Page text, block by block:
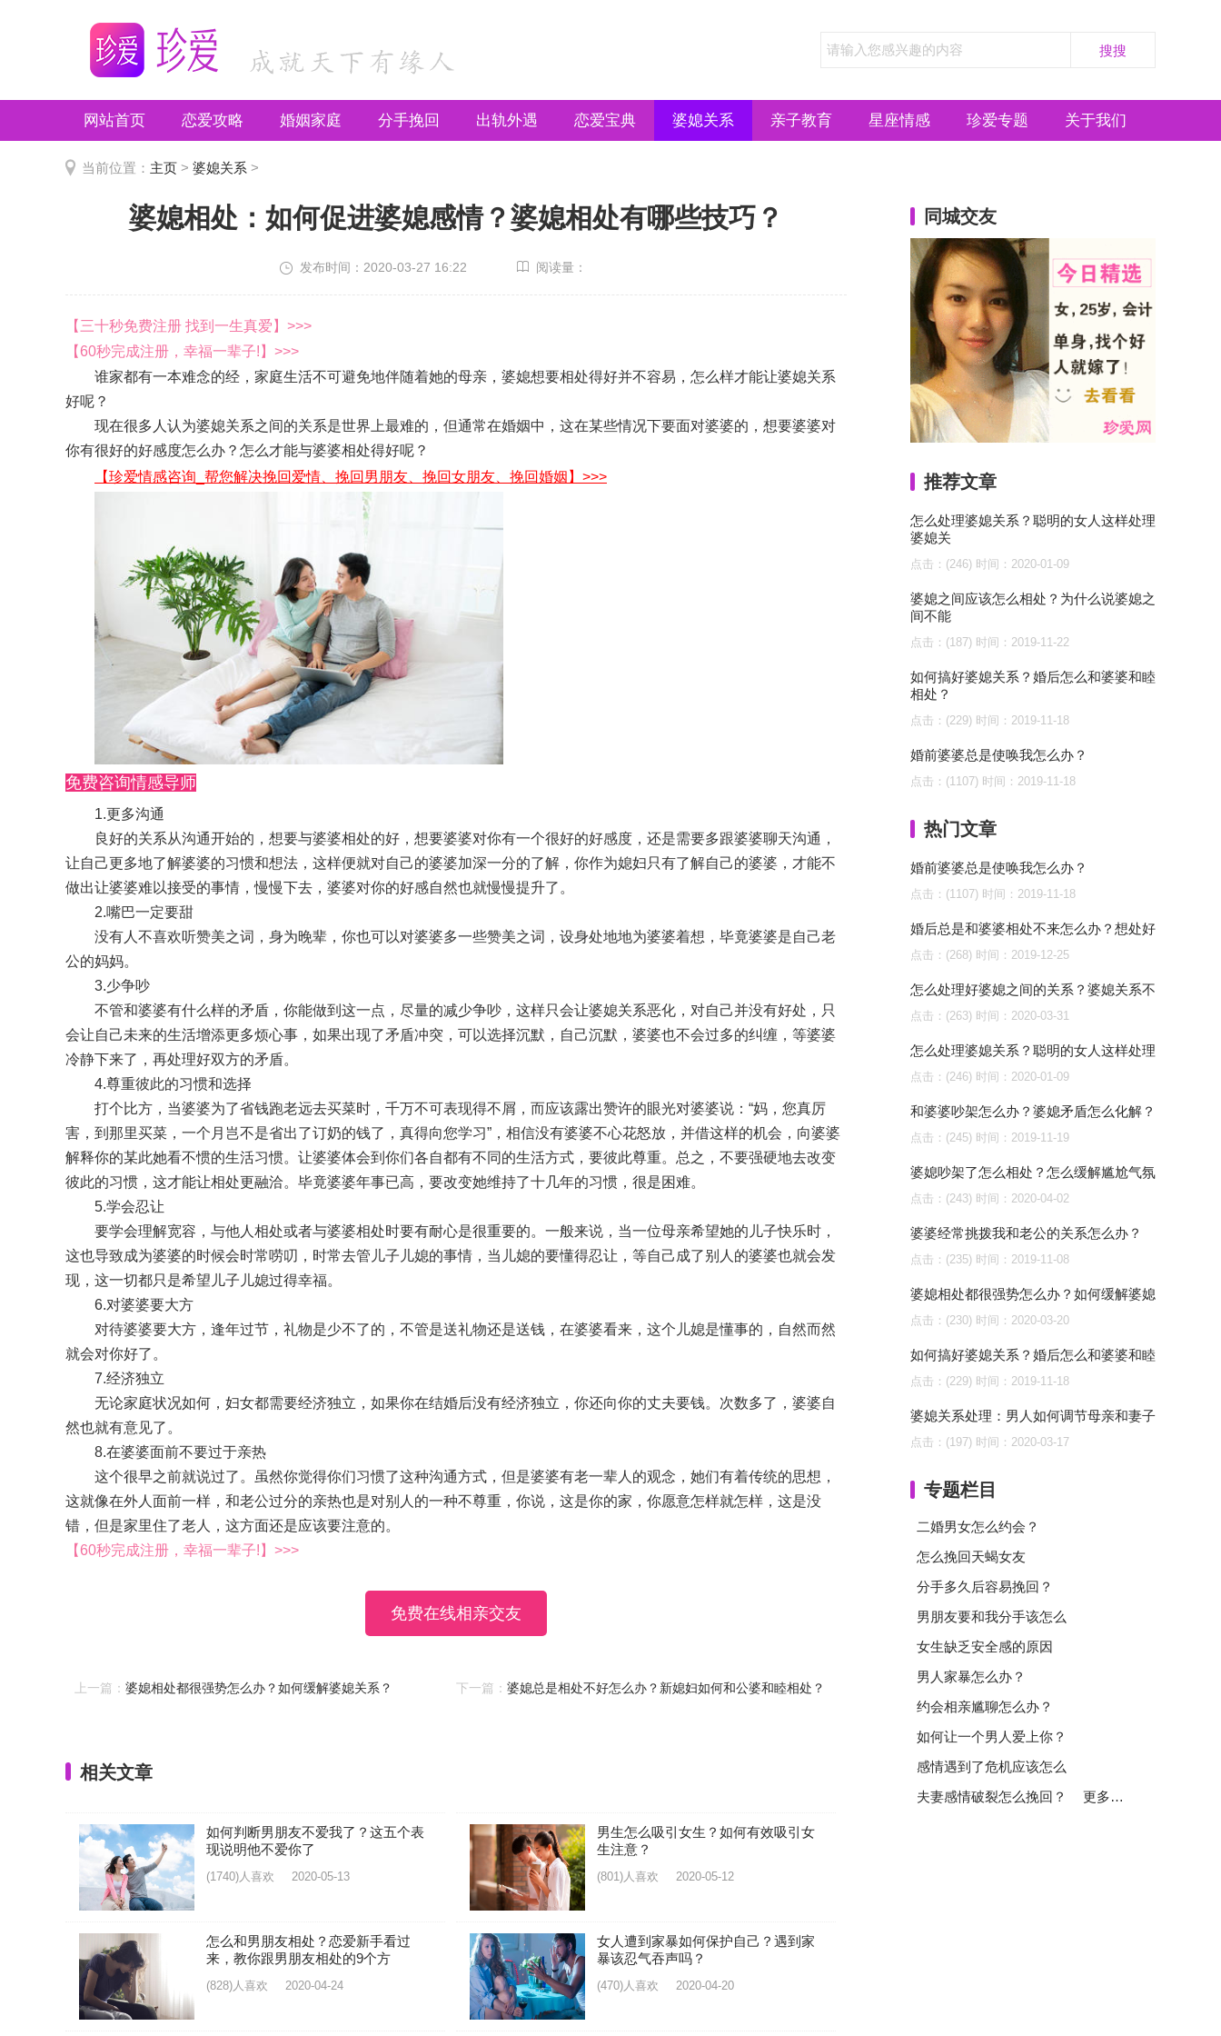
网站首页 恋爱攻略 婚姻家庭 分手挽回 出轨外遇 恋爱宝典 婆媳关系 亲子教育 星座情感 珍爱专题 关于我们
推荐文章
当前位置： 主页 > 婆媳关系 >
婆媳相处：如何促进婆媳感情？婆媳相处有哪些技巧？
发布时间：2020-03-27 16:22 阅读量：
【三十秒免费注册 找到一生真爱】>>>
【60秒完成注册，幸福一辈子!】>>>
谁家都有一本难念的经，家庭生活不可避免地伴随着她的母亲，婆媳想要相处得好并不容易，怎么样才能让婆媳关系
好呢？
现在很多人认为婆媳关系之间的关系是世界上最难的，但通常在婚姻中，这在某些情况下要面对婆婆的，想要婆婆对
你有很好的好感度怎么办？怎么才能与婆婆相处得好呢？
【珍爱情感咨询_帮您解决挽回爱情、挽回男朋友、挽回女朋友、挽回婚姻】>>>
免费咨询情感导师
1.更多沟通
良好的关系从沟通开始的，想要与婆婆相处的好，想要婆婆对你有一个很好的好感度，还是需要多跟婆婆聊天沟通，
让自己更多地了解婆婆的习惯和想法，这样便就对自己的婆婆加深一分的了解，你作为媳妇只有了解自己的婆婆，才能不
做出让婆婆难以接受的事情，慢慢下去，婆婆对你的好感自然也就慢慢提升了。
2.嘴巴一定要甜
没有人不喜欢听赞美之词，身为晚辈，你也可以对婆婆多一些赞美之词，设身处地地为婆婆着想，毕竟婆婆是自己老
公的妈妈。
3.少争吵
不管和婆婆有什么样的矛盾，你能做到这一点，尽量的减少争吵，这样只会让婆媳关系恶化，对自己并没有好处，只
会让自己未来的生活增添更多烦心事，如果出现了矛盾冲突，可以选择沉默，自己沉默，婆婆也不会过多的纠缠，等婆婆
冷静下来了，再处理好双方的矛盾。
4.尊重彼此的习惯和选择
打个比方，当婆婆为了省钱跑老远去买菜时，千万不可表现得不屑，而应该露出赞许的眼光对婆婆说：“妈，您真厉
害，到那里买菜，一个月岂不是省出了订奶的钱了，真得向您学习”，相信没有婆婆不心花怒放，并借这样的机会，向婆婆
解释你的某此她看不惯的生活习惯。让婆婆体会到你们各自都有不同的生活方式，要彼此尊重。总之，不要强硬地去改变
彼此的习惯，这才能让相处更融洽。毕竟婆婆年事已高，要改变她维持了十几年的习惯，很是困难。
5.学会忍让
要学会理解宽容，与他人相处或者与婆婆相处时要有耐心是很重要的。一般来说，当一位母亲希望她的儿子快乐时，
这也导致成为婆婆的时候会时常唠叨，时常去管儿子儿媳的事情，当儿媳的要懂得忍让，等自己成了别人的婆婆也就会发
现，这一切都只是希望儿子儿媳过得幸福。
6.对婆婆要大方
对待婆婆要大方，逢年过节，礼物是少不了的，不管是送礼物还是送钱，在婆婆看来，这个儿媳是懂事的，自然而然
就会对你好了。
7.经济独立
无论家庭状况如何，妇女都需要经济独立，如果你在结婚后没有经济独立，你还向你的丈夫要钱。次数多了，婆婆自
然也就有意见了。
8.在婆婆面前不要过于亲热
这个很早之前就说过了。虽然你觉得你们习惯了这种沟通方式，但是婆婆有老一辈人的观念，她们有着传统的思想，
这就像在外人面前一样，和老公过分的亲热也是对别人的一种不尊重，你说，这是你的家，你愿意怎样就怎样，这是没
错，但是家里住了老人，这方面还是应该要注意的。
【60秒完成注册，幸福一辈子!】>>>
免费在线相亲交友
上一篇： 婆媳相处都很强势怎么办？如何缓解婆媳关系？ 下一篇： 婆媳总是相处不好怎么办？新媳妇如何和公婆和睦相处？
相关文章
如何判断男朋友不爱我了？这五个表
现说明他不爱你了
(1740)人喜欢 2020-05-13
男生怎么吸引女生？如何有效吸引女
生注意？
(801)人喜欢 2020-05-12
怎么和男朋友相处？恋爱新手看过
来，教你跟男朋友相处的9个方
(828)人喜欢 2020-04-24
女人遭到家暴如何保护自己？遇到家
暴该忍气吞声吗？
(470)人喜欢 2020-04-20
同城交友
推荐文章
怎么处理婆媳关系？聪明的女人这样处理
婆媳关
点击：(246) 时间：2020-01-09
婆媳之间应该怎么相处？为什么说婆媳之
间不能
点击：(187) 时间：2019-11-22
如何搞好婆媳关系？婚后怎么和婆婆和睦
相处？
点击：(229) 时间：2019-11-18
婚前婆婆总是使唤我怎么办？
点击：(1107) 时间：2019-11-18
热门文章
婚前婆婆总是使唤我怎么办？
点击：(1107) 时间：2019-11-18
婚后总是和婆婆相处不来怎么办？想处好
点击：(268) 时间：2019-12-25
怎么处理好婆媳之间的关系？婆媳关系不
点击：(263) 时间：2020-03-31
怎么处理婆媳关系？聪明的女人这样处理
点击：(246) 时间：2020-01-09
和婆婆吵架怎么办？婆媳矛盾怎么化解？
点击：(245) 时间：2019-11-19
婆媳吵架了怎么相处？怎么缓解尴尬气氛
点击：(243) 时间：2020-04-02
婆婆经常挑拨我和老公的关系怎么办？
点击：(235) 时间：2019-11-08
婆媳相处都很强势怎么办？如何缓解婆媳
点击：(230) 时间：2020-03-20
如何搞好婆媳关系？婚后怎么和婆婆和睦
点击：(229) 时间：2019-11-18
婆媳关系处理：男人如何调节母亲和妻子
点击：(197) 时间：2020-03-17
专题栏目
二婚男女怎么约会？
怎么挽回天蝎女友
分手多久后容易挽回？
男朋友要和我分手该怎么
女生缺乏安全感的原因
男人家暴怎么办？
约会相亲尴聊怎么办？
如何让一个男人爱上你？
感情遇到了危机应该怎么
夫妻感情破裂怎么挽回？
更多…